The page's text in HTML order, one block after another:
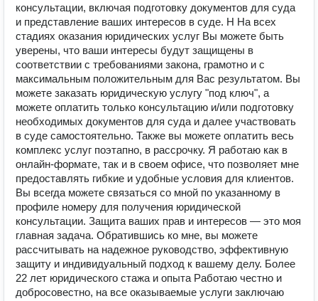
консультации, включая подготовку документов для суда
и представление ваших интересов в суде. Н На всех
стадиях оказания юридических услуг Вы можете быть
уверены, что ваши интересы будут защищены в
соответствии с требованиями закона, грамотно и с
максимальным положительным для Вас результатом. Вы
можете заказать юридическую услугу "под ключ", а
можете оплатить только консультацию и/или подготовку
необходимых документов для суда и далее участвовать
в суде самостоятельно. Также вы можете оплатить весь
комплекс услуг поэтапно, в рассрочку. Я работаю как в
онлайн-формате, так и в своем офисе, что позволяет мне
предоставлять гибкие и удобные условия для клиентов.
Вы всегда можете связаться со мной по указанному в
профиле номеру для получения юридической
консультации. Защита ваших прав и интересов — это моя
главная задача. Обратившись ко мне, вы можете
рассчитывать на надежное руководство, эффективную
защиту и индивидуальный подход к вашему делу. Более
22 лет юридического стажа и опыта Работаю честно и
добросовестно, на все оказываемые услуги заключаю